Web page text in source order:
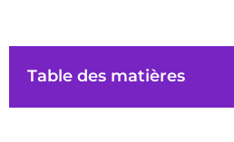
Table des matières